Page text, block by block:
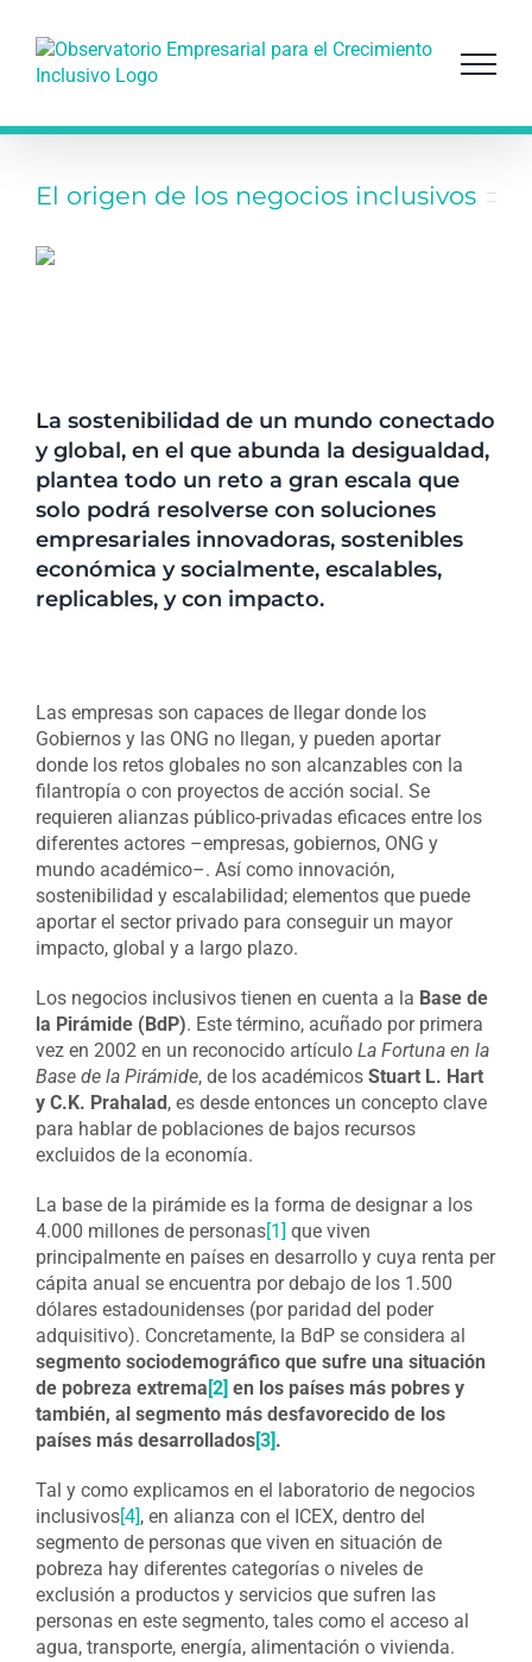
contenido
El origen de los negocios inclusivos
La sostenibilidad de un mundo conectado
y global, en el que abunda la desigualdad,
plantea todo un reto a gran escala que
solo podrá resolverse con soluciones
empresariales innovadoras, sostenibles
económica y socialmente, escalables,
replicables, y con impacto.
Las empresas son capaces de llegar donde los
Gobiernos y las ONG no llegan, y pueden aportar
donde los retos globales no son alcanzables con la
filantropía o con proyectos de acción social. Se
requieren alianzas público-privadas eficaces entre los
diferentes actores –empresas, gobiernos, ONG y
mundo académico–. Así como innovación,
sostenibilidad y escalabilidad; elementos que puede
aportar el sector privado para conseguir un mayor
impacto, global y a largo plazo.
Los negocios inclusivos tienen en cuenta a la Base de
la Pirámide (BdP). Este término, acuñado por primera
vez en 2002 en un reconocido artículo La Fortuna en la
Base de la Pirámide, de los académicos Stuart L. Hart
y C.K. Prahalad, es desde entonces un concepto clave
para hablar de poblaciones de bajos recursos
excluidos de la economía.
La base de la pirámide es la forma de designar a los
4.000 millones de personas[1] que viven
principalmente en países en desarrollo y cuya renta per
cápita anual se encuentra por debajo de los 1.500
dólares estadounidenses (por paridad del poder
adquisitivo). Concretamente, la BdP se considera al
segmento sociodemográfico que sufre una situación
de pobreza extrema [2] en los países más pobres y
también, al segmento más desfavorecido de los
países más desarrollados[3].
Tal y como explicamos en el laboratorio de negocios
inclusivos[4], en alianza con el ICEX, dentro del
segmento de personas que viven en situación de
pobreza hay diferentes categorías o niveles de
exclusión a productos y servicios que sufren las
personas en este segmento, tales como el acceso al
agua, transporte, energía, alimentación o vivienda.